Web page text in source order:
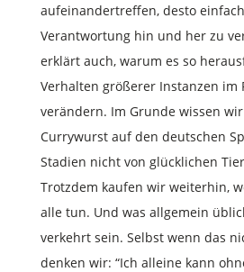
aufeinandertreffen, desto
Verantwortung hin und her zu
erklärt auch, warum es so
Verhalten größerer Instanzen im
verändern. Im Grunde wissen
Currywurst auf den deutschen
Stadien nicht von glücklichen
Trotzdem kaufen wir weiterhin,
alle tun. Und was allgemein
verkehrt sein. Selbst wenn das
denken wir: “Ich alleine kann